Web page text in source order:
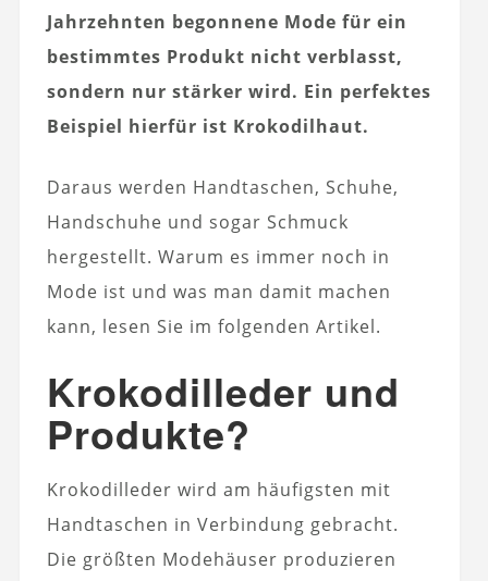
Jahrzehnten begonnene Mode für ein
bestimmtes Produkt nicht verblasst,
sondern nur stärker wird. Ein perfektes
Beispiel hierfür ist Krokodilhaut.
Daraus werden Handtaschen, Schuhe,
Handschuhe und sogar Schmuck
hergestellt. Warum es immer noch in
Mode ist und was man damit machen
kann, lesen Sie im folgenden Artikel.
Krokodilleder und
Produkte?
Krokodilleder wird am häufigsten mit
Handtaschen in Verbindung gebracht.
Die größten Modehäuser produzieren